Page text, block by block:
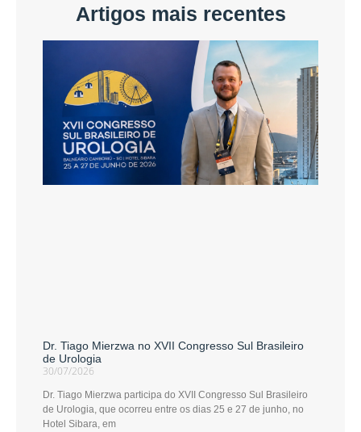
Artigos mais recentes
Dr. Tiago Mierzwa no XVII Congresso Sul Brasileiro
de Urologia
30/07/2026
Dr. Tiago Mierzwa participa do XVII Congresso Sul Brasileiro
de Urologia, que ocorreu entre os dias 25 e 27 de junho, no
Hotel Sibara, em